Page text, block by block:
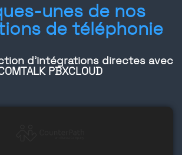
unes de nos
de téléphonie
d'intégrations directes avec
PBXCLOUD